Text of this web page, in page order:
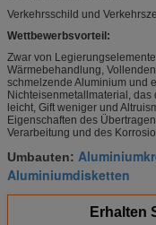
Verkehrsschild und
Wettbewerbsvorteil:
Zwar von
Wärmebehandlung,
schmelzende Aluminium und
Nichteisenmetallmaterial,
leicht, Gift weniger und
Eigenschaften des
Verarbeitung und des
Umbauten:
Aluminiumdisketten
Erhalten